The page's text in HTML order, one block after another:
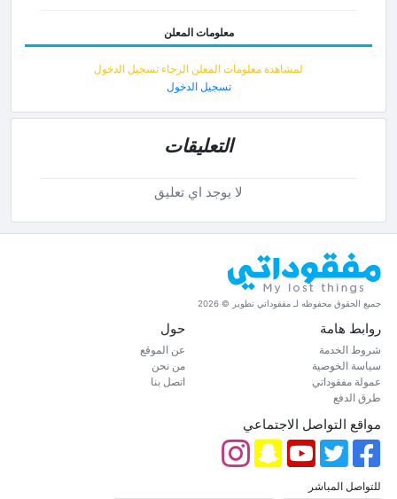
معلومات المعلن
لمشاهدة معلومات المعلن الرجاء تسجيل الدخول
تسجيل الدخول
التعليقات
لا يوجد اي تعليق
جميع الحقوق محفوظه لـ مفقوداتي تطوير © 2026
روابط هامة
شروط الخدمة
سياسة الخوصية
عمولة مفقوداتي
طرق الدفع
حول
عن الموقع
من نحن
اتصل بنا
مواقع التواصل الاجتماعي
للتواصل المباشر